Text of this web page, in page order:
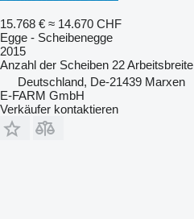
15.768 € ≈ 14.670 CHF
Egge - Scheibenegge
2015
Anzahl der Scheiben 22Arbeitsbreite
Deutschland, De-21439 Marxen
E-FARM GmbH
Verkäufer kontaktieren